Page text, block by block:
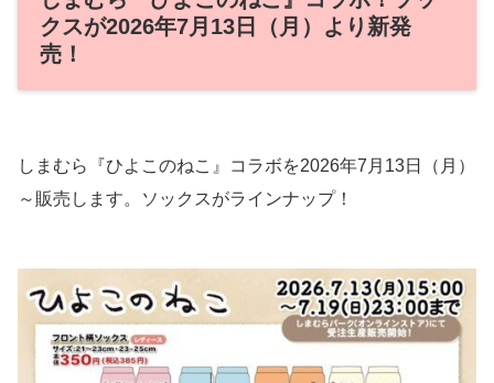
クスが2026年7月13日（月）より新発
売！
しまむら『ひよこのねこ』コラボを2026年7月13日（月）
～販売します。ソックスがラインナップ！